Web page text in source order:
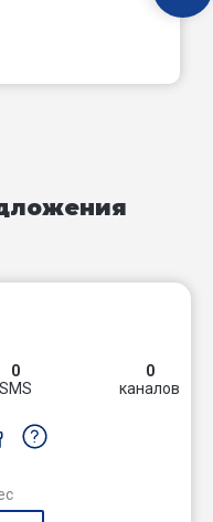
0
SMS
0
каналов